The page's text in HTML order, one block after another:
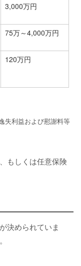
3,000万円
75万～4,000万円
120万円
失利益および慰謝料等
もしくは任意保険
決められていま